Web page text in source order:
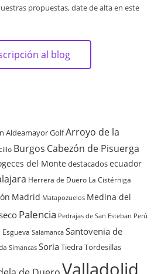
propuestas, date de alta en este
al blog
Aldeamayor GolfArroyo de la
Burgos Cabezón de Pisuerga
del Monte destacadosecuador
Herrera de Duero La Cistérniga
Madrid Matapozuelos Medina del
Palencia Pedrajas de San Esteban Perú
Esgueva Salamanca Santovenia de
Simancas SoriaTiedraTordesillas
Valladolid